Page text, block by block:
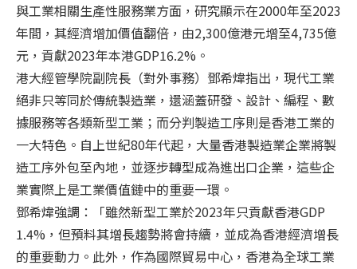
與工業相關生產性服務業方面，研究顯示在2000年至2023
年間，其經濟增加價值翻倍，由2,300億港元增至4,735億
元，貢獻2023年本港GDP16.2%。
港大經管學院副院長（對外事務）鄧希煒指出，現代工業
絕非只等同於傳統製造業，還涵蓋研發、設計、編程、數
據服務等各類新型工業；而分判製造工序則是香港工業的
一大特色。自上世紀80年代起，大量香港製造業企業將製
造工序外包至內地，並逐步轉型成為進出口企業，這些企
業實際上是工業價值鏈中的重要一環。
鄧希煒強調：「雖然新型工業於2023年只貢獻香港GDP
1.4%，但預料其增長趨勢將會持續，並成為香港經濟增長
的重要動力。此外，作為國際貿易中心，香港為全球工業